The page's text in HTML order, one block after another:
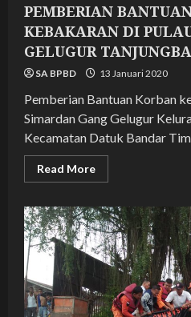
PEMBERIAN
KEBAKARAN DI
GELUGUR
SA BPBD 13 Januari 2020
Pemberian Bantuan Korban
Simardan Gang Gelugur
Kecamatan Datuk Bandar
Read MoreRead
more
BANTUAN
KORBAN
KEBAKARAN
DI
PULAU
SIMARDAN
GANG
GELUGUR
TANJUNGBALAI